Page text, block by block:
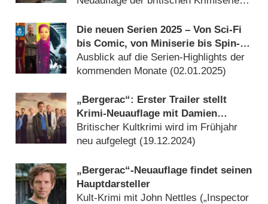
Die neuen Serien 2025 – Von Sci-Fi
bis Comic, von Miniserie bis Spin-
Off
Ausblick auf die Serien-Highlights der
kommenden Monate (02.01.2025)
„Bergerac“: Erster Trailer stellt
Krimi-Neuauflage mit Damien
Molony vor
Britischer Kultkrimi wird im Frühjahr
neu aufgelegt (19.12.2024)
„Bergerac“-Neuauflage findet seinen
Hauptdarsteller
Kult-Krimi mit John Nettles („Inspector